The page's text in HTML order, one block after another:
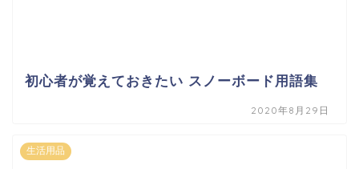
初心者が覚えておきたい スノーボード用語集
2020年8月29日
生活用品